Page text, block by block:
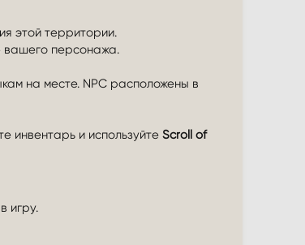
этой территории.
вашего персонажа.
на месте. NPC расположены в
инвентарь и используйте Scroll of
игру.